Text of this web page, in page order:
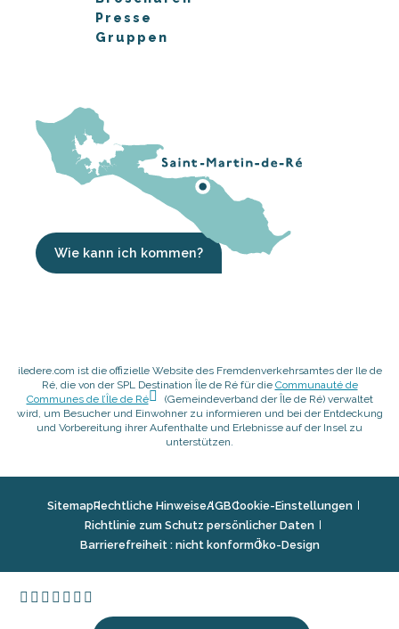
Presse
Gruppen
Wie kann ich kommen?
iledere.com ist die offizielle Website des Fremdenverkehrsamtes der Ile de
Ré, die von der SPL Destination Île de Ré für die Communauté de
Communes de l’Île de Ré
(Gemeindeverband der Île de Ré) verwaltet
wird, um Besucher und Einwohner zu informieren und bei der Entdeckung
und Vorbereitung ihrer Aufenthalte und Erlebnisse auf der Insel zu
unterstützen.
SitemapRechtliche HinweiseAGBCookie-Einstellungen
Richtlinie zum Schutz persönlicher Daten
Barrierefreiheit : nicht konformÖko-Design